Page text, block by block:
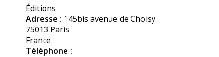
Éditions
Adresse : 145bis avenue de Choisy
75013 Paris
France
Téléphone :